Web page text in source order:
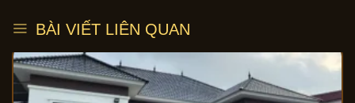
BÀI VIẾT LIÊN QUAN